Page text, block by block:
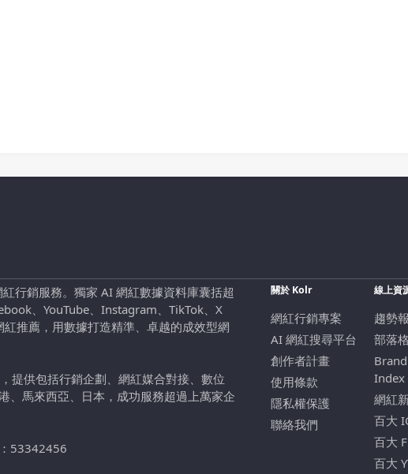
行銷服務。獨家 AI 網紅數據資料庫囊括超
、YouTube、Instagram、TikTok、X
推薦，用數據打造精準、卓越的成效型網
提供包括行銷企劃、網紅媒合對接、數位
、馬來西亞、日本，成功服務超過上萬家企
53342456
關於 Kolr
網紅行銷專案
AI 網紅搜尋平台
創作者計畫
使用條款
隱私權保護
聯絡我們
線上資
趨勢
部落格
Index
網紅
百大
百大
百大